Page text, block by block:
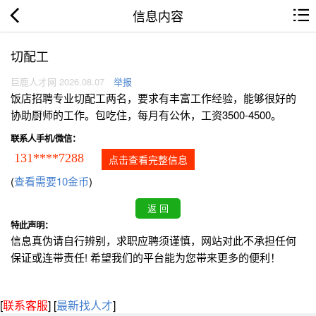
信息内容
切配工
巨鹿人才网 2026.08.07 举报
饭店招聘专业切配工两名，要求有丰富工作经验，能够很好的
协助厨师的工作。包吃住，每月有公休，工资3500-4500。
联系人手机/微信：
131****7288 点击查看完整信息
(查看需要10金币)
特此声明：
信息真伪请自行辨别，求职应聘须谨慎，网站对此不承担任何
保证或连带责任! 希望我们的平台能为您带来更多的便利！
[联系客服] [最新找人才]